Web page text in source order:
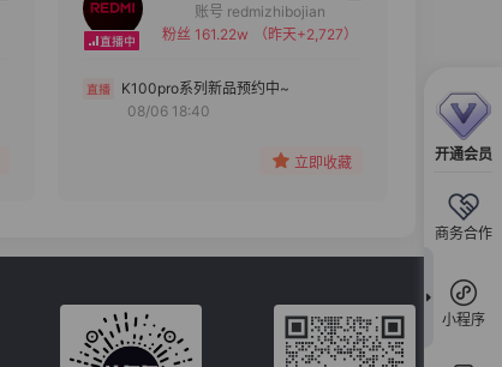
开通会员
商务合作
小程序
备注
分组
账号 redmizhibojian
粉丝 161.22w
（昨天+2,727）
K100pro系列新品预约中~
08/06 18:40
立即收藏